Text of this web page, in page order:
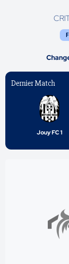
Dernier Match
Jouy FC 1